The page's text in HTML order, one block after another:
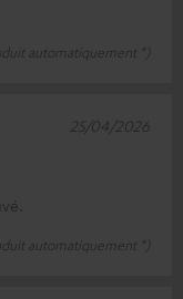
automatiquement *)
automatiquement *)
25/04/2026